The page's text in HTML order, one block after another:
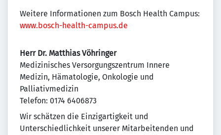
Weitere Informationen zum Bosch Health Campus:
www.bosch-health-campus.de
Herr Dr. Matthias Vöhringer
Medizinisches Versorgungszentrum Innere
Medizin, Hämatologie, Onkologie und
Palliativmedizin
Telefon: 0174 6406873
Wir schätzen die Einzigartigkeit und
Unterschiedlichkeit unserer Mitarbeitenden und